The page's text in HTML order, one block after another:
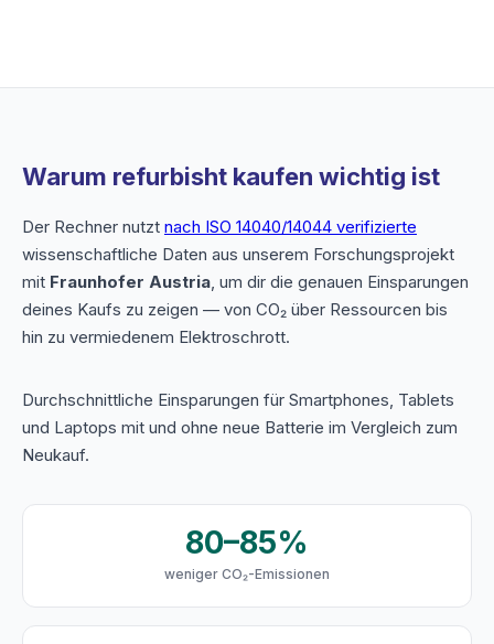
Warum refurbisht kaufen wichtig ist
Der Rechner nutzt nach ISO 14040/14044 verifizierte
wissenschaftliche Daten aus unserem Forschungsprojekt
mit Fraunhofer Austria, um dir die genauen Einsparungen
deines Kaufs zu zeigen — von CO₂ über Ressourcen bis
hin zu vermiedenem Elektroschrott.
Durchschnittliche Einsparungen für Smartphones, Tablets
und Laptops mit und ohne neue Batterie im Vergleich zum
Neukauf.
80–85%
weniger CO₂-Emissionen